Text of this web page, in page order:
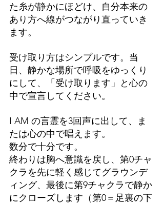
た糸が静かにほどけ、自分本来の
あり方へ線がつながり直っていき
ます。
受け取り方はシンプルです。当
日、静かな場所で呼吸をゆっくり
にして、「受け取ります」と心の
中で宣言してください。
I AM の言霊を3回声に出して、ま
たは心の中で唱えます。
数分で十分です。
終わりは胸へ意識を戻し、第0チャ
クラを先に軽く感じてグラウンデ
ィング、最後に第9チャクラで静か
にクローズします（第0＝足裏の下